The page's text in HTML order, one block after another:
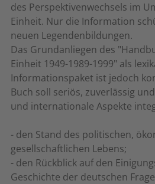
des Perspektivenwechsels im
Einheit. Nur die Information
neuen Legendenbildungen.
Das Grundanliegen des
Einheit 1949-1989-1999" als
Informationspaket ist jedoch
Buch soll seriös, zuverlässig
und internationale Aspekte
- den Stand des politischen,
gesellschaftlichen Lebens;
- den Rückblick auf den
Geschichte der deutschen